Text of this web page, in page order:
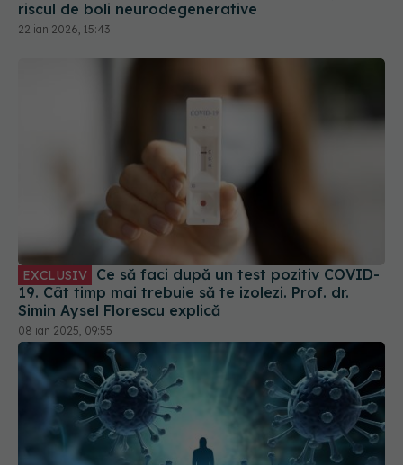
EXCLUSIV Ce să faci după un test pozitiv COVID-
19. Cât timp mai trebuie să te izolezi. Prof. dr.
Simin Aysel Florescu explică
08 ian 2025, 09:55